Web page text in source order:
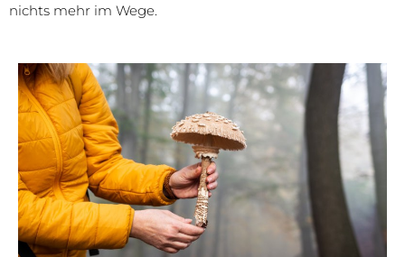
nichts mehr im Wege.